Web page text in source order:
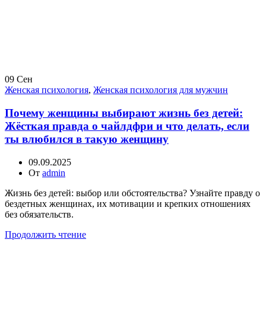
09 Сен
Женская психология, Женская психология для мужчин
Почему женщины выбирают жизнь без детей:
Жёсткая правда о чайлдфри и что делать, если
ты влюбился в такую женщину
09.09.2025
От admin
Жизнь без детей: выбор или обстоятельства? Узнайте правду о
бездетных женщинах, их мотивации и крепких отношениях
без обязательств.
Продолжить чтение